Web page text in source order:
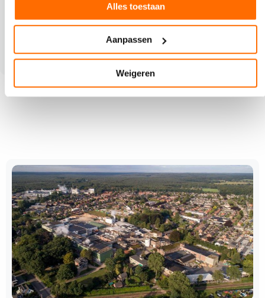
Alles toestaan
Aanpassen
Weigeren
VAN ONZE PARTNER RAINBOW SOLUTIONS
​De winst ligt in de afvalbak: duurzamer en
winstgever drukken door reductie van afval